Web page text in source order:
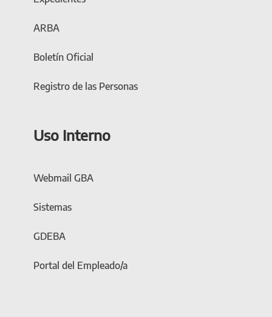
ARBA
Boletín Oficial
Registro de las Personas
Uso Interno
Webmail GBA
Sistemas
GDEBA
Portal del Empleado/a